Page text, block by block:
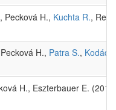
, Pecková H., Kuchta R.,
H., Patra S.,
H., Eszterbauer E.